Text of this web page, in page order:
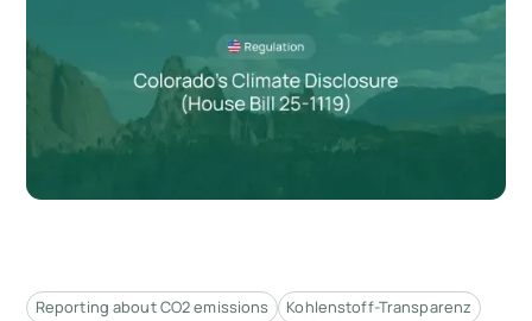
Reporting about CO2 emissions Kohlenstoff-Transparenz